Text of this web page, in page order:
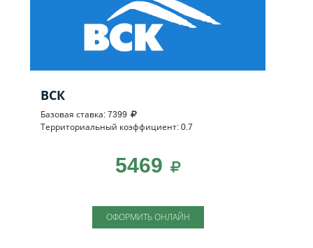
ВСК
Базовая ставка: 7399
Территориальный коэффициент: 0.7
5469
ОФОРМИТЬ ОНЛАЙН